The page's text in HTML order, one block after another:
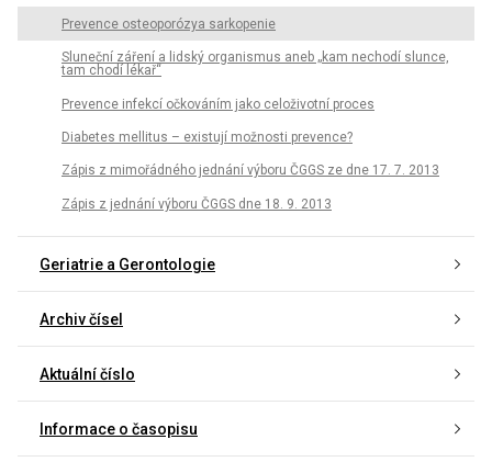
Prevence osteoporózya sarkopenie
Sluneční záření a lidský organismus aneb „kam nechodí slunce,
tam chodí lékař“
Prevence infekcí očkováním jako celoživotní proces
Diabetes mellitus – existují možnosti prevence?
Zápis z mimořádného jednání výboru ČGGS ze dne 17. 7. 2013
Zápis z jednání výboru ČGGS dne 18. 9. 2013
Geriatrie a Gerontologie
Archiv čísel
Aktuální číslo
Informace o časopisu